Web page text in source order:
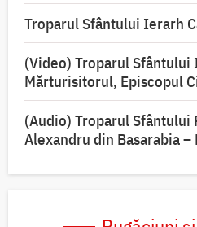
Troparul Sfântului Ierarh
(Video) Troparul Sfântului
Mărturisitorul, Episcopul
(Audio) Troparul Sfântului
Alexandru din Basarabia –